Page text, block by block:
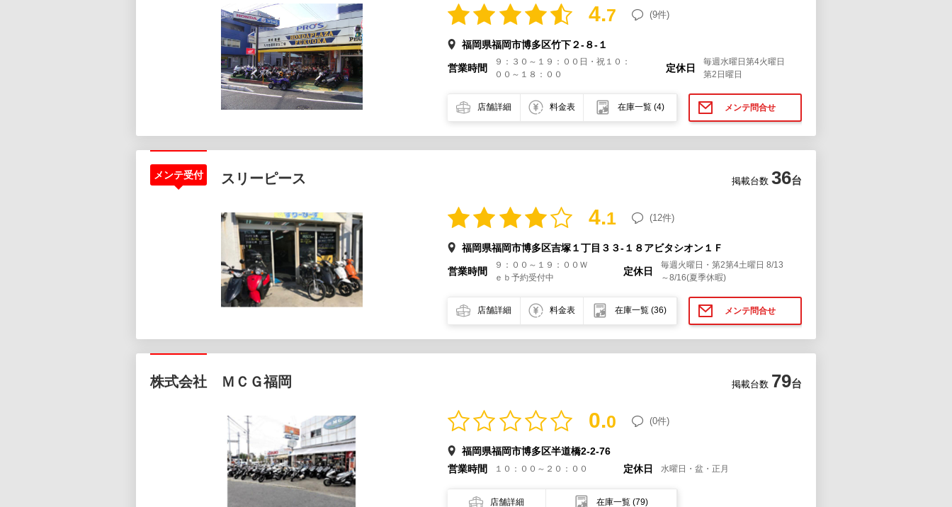
4.7 (9件)
福岡県福岡市博多区竹下２-８-１
営業時間
９：３０～１９：００日・祝１０：
００～１８：００
定休日
毎週水曜日第4火曜日
第2日曜日
メンテ問合せ
店舗詳細 料金表 在庫一覧 (4)
メンテ受付 スリーピース 掲載台数 36台
4.1 (12件)
福岡県福岡市博多区吉塚１丁目３３-１８アビタシオン１Ｆ
営業時間
９：００～１９：００Ｗ
ｅｂ予約受付中
定休日
毎週火曜日・第2第4土曜日 8/13
～8/16(夏季休暇)
メンテ問合せ
店舗詳細 料金表 在庫一覧 (36)
株式会社 ＭＣＧ福岡 掲載台数 79台
0.0 (0件)
福岡県福岡市博多区半道橋2-2-76
営業時間
１０：００～２０：００ 定休日 水曜日・盆・正月
店舗詳細 在庫一覧 (79)